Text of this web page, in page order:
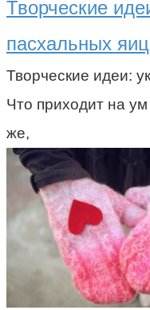
Творческие
пасхальных яиц
Творческие идеи:
Что приходит на
же,